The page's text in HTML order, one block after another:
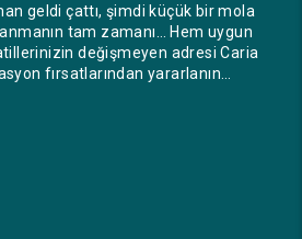
geldi çattı, şimdi küçük bir mola
tam zamanı… Hem uygun
değişmeyen adresi Caria
fırsatlarından yararlanın…